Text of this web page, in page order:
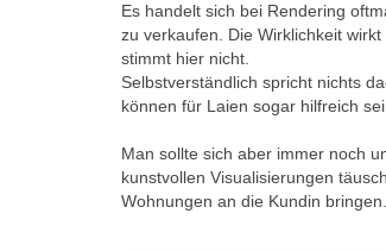
Es handelt sich bei Rendering
zu verkaufen. Die Wirklichkeit
stimmt hier nicht.
Selbstverständlich spricht nichts
können für Laien sogar hilfreich
Man sollte sich aber immer noch
kunstvollen Visualisierungen
Wohnungen an die Kundin bringen.